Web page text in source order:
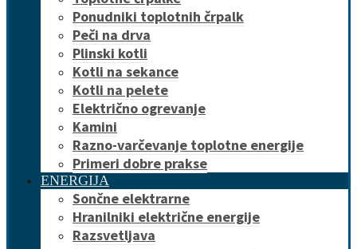
Ponudniki toplotnih črpalk
Peči na drva
Plinski kotli
Kotli na sekance
Kotli na pelete
Električno ogrevanje
Kamini
Razno-varčevanje toplotne energije
Primeri dobre prakse
ENERGIJA
Sončne elektrarne
Hranilniki električne energije
Razsvetljava